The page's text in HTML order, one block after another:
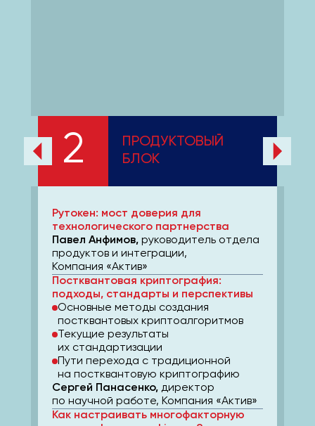
Рутокен: мост доверия для
технологического партнерства
Павел Анфимов, руководитель отдела
продуктов и интеграции,
Компания «Актив»
Постквантовая криптография:
подходы, стандарты и перспективы
Основные методы создания
постквантовых криптоалгоритмов
Текущие результаты
их стандартизации
Пути перехода с традиционной
на постквантовую криптографию
Сергей Панасенко, директор
по научной работе, Компания «Актив»
Как настраивать многофакторную
2
ПРОДУКТОВЫЙ
БЛОК